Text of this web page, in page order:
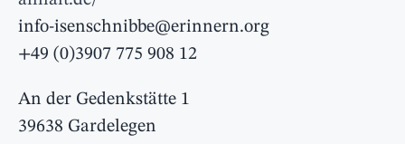
info-isenschnibbe@erinnern.org
+49 (0)3907 775 908 12
An der Gedenkstätte 1
39638 Gardelegen